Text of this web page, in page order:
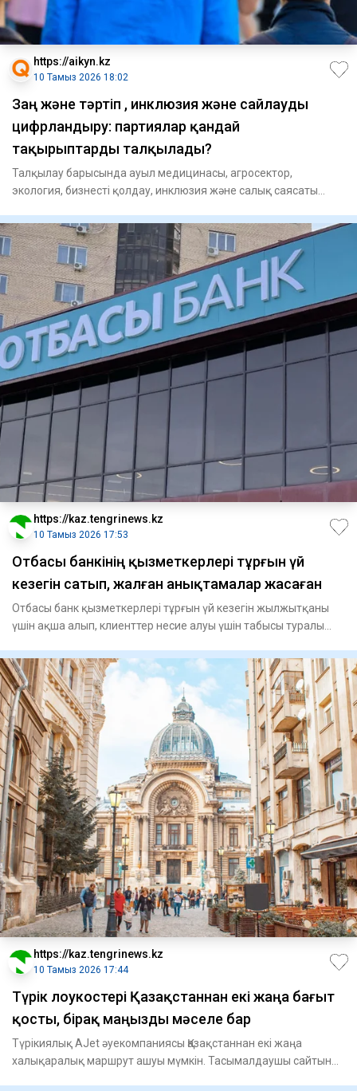
https://aikyn.kz
10 Тамыз 2026 18:02
Заң және тәртіп , инклюзия және сайлауды
цифрландыру: партиялар қандай
тақырыптарды талқылады?
Талқылау барысында ауыл медицинасы, агросектор,
экология, бизнесті қолдау, инклюзия және салық саясаты
https://kaz.tengrinews.kz
10 Тамыз 2026 17:53
Отбасы банкінің қызметкерлері тұрғын үй
кезегін сатып, жалған анықтамалар жасаған
Отбасы банк қызметкерлері тұрғын үй кезегін жылжытқаны
үшін ақша алып, клиенттер несие алуы үшін табысы туралы
https://kaz.tengrinews.kz
10 Тамыз 2026 17:44
Түрік лоукостері Қазақстаннан екі жаңа бағыт
қосты, бірақ маңызды мәселе бар
Түрікиялық AJet әуекомпаниясы Қазақстаннан екі жаңа
халықаралық маршрут ашуы мүмкін. Тасымалдаушы сайтында